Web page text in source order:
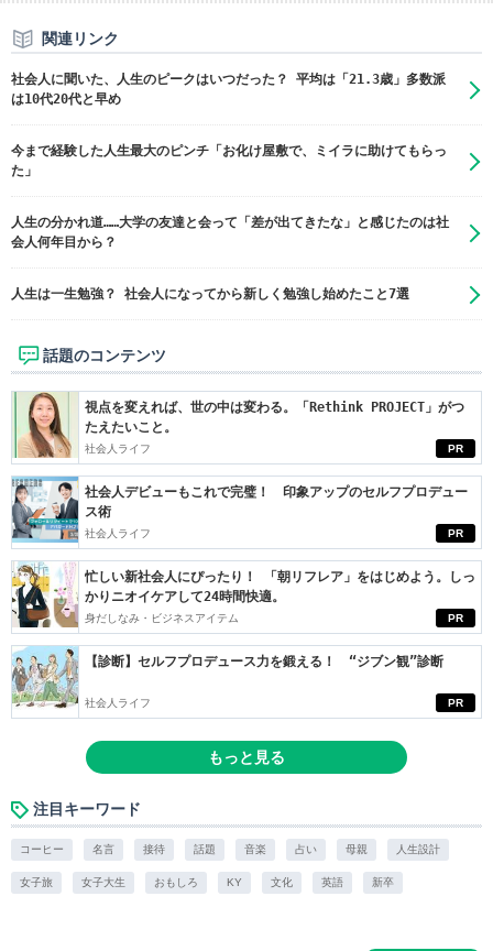
関連リンク
社会人に聞いた、人生のピークはいつだった？ 平均は「21.3歳」多数派
は10代20代と早め
今まで経験した人生最大のピンチ「お化け屋敷で、ミイラに助けてもらっ
た」
人生の分かれ道……大学の友達と会って「差が出てきたな」と感じたのは社
会人何年目から？
人生は一生勉強？ 社会人になってから新しく勉強し始めたこと7選
話題のコンテンツ
PR
視点を変えれば、世の中は変わる。「Rethink PROJECT」がつ
たえたいこと。
社会人ライフ
PR
社会人デビューもこれで完璧！ 印象アップのセルフプロデュー
ス術
社会人ライフ
PR
忙しい新社会人にぴったり！ 「朝リフレア」をはじめよう。しっ
かりニオイケアして24時間快適。
身だしなみ・ビジネスアイテム
PR
【診断】セルフプロデュース力を鍛える！ “ジブン観”診断
社会人ライフ
もっと見る
注目キーワード
コーヒー 名言 接待 話題 音楽 占い 母親 人生設計
女子旅 女子大生 おもしろ KY 文化 英語 新卒